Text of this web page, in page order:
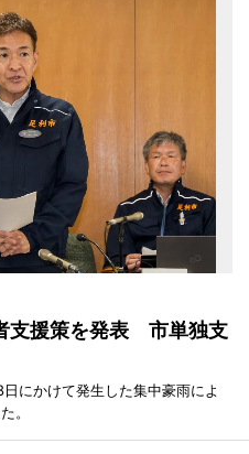
支援策を発表 市単独支
にかけて発生した集中豪雨によ
。